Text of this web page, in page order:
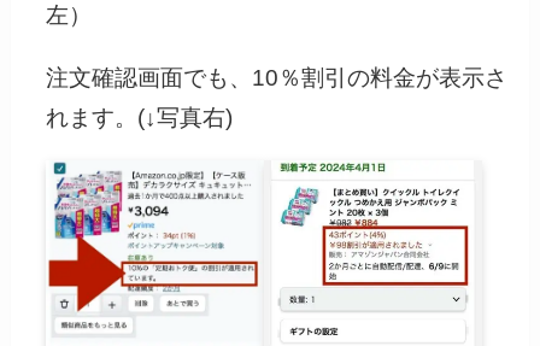
左）
注文確認画面でも、10％割引の料金が表示さ
れます。(↓写真右)